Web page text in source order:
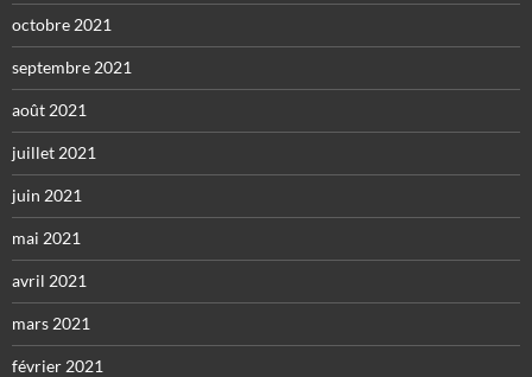
octobre 2021
septembre 2021
août 2021
juillet 2021
juin 2021
mai 2021
avril 2021
mars 2021
février 2021